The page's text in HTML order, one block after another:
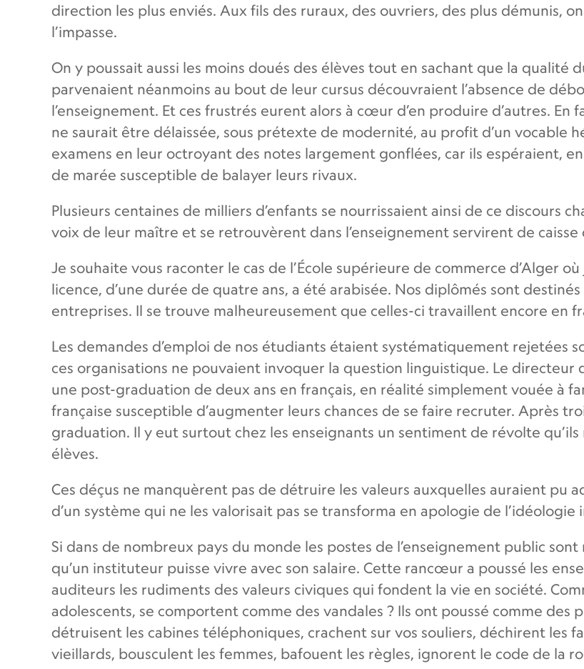
direction les plus enviés. Aux fils des ruraux, des ouvriers, des plus démunis,
l’impasse.
On y poussait aussi les moins doués des élèves tout en sachant que la qualité
parvenaient néanmoins au bout de leur cursus découvraient l’absence de
l’enseignement. Et ces frustrés eurent alors à cœur d’en produire d’autres. En
ne saurait être délaissée, sous prétexte de modernité, au profit d’un vocable
examens en leur octroyant des notes largement gonflées, car ils espéraient,
de marée susceptible de balayer leurs rivaux.
Plusieurs centaines de milliers d’enfants se nourrissaient ainsi de ce discours
voix de leur maître et se retrouvèrent dans l’enseignement servirent de caisse
Je souhaite vous raconter le cas de l’École supérieure de commerce d’Alger
licence, d’une durée de quatre ans, a été arabisée. Nos diplômés sont
entreprises. Il se trouve malheureusement que celles-ci travaillent encore en
Les demandes d’emploi de nos étudiants étaient systématiquement rejetées
ces organisations ne pouvaient invoquer la question linguistique. Le directeur
une post-graduation de deux ans en français, en réalité simplement vouée à
française susceptible d’augmenter leurs chances de se faire recruter. Après
graduation. Il y eut surtout chez les enseignants un sentiment de révolte
élèves.
Ces déçus ne manquèrent pas de détruire les valeurs auxquelles auraient pu
d’un système qui ne les valorisait pas se transforma en apologie de l’idéologie
Si dans de nombreux pays du monde les postes de l’enseignement public
qu’un instituteur puisse vivre avec son salaire. Cette rancœur a poussé les
auditeurs les rudiments des valeurs civiques qui fondent la vie en société.
adolescents, se comportent comme des vandales ? Ils ont poussé comme des
détruisent les cabines téléphoniques, crachent sur vos souliers, déchirent les
vieillards, bousculent les femmes, bafouent les règles, ignorent le code de la